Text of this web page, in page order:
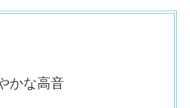
かな高音